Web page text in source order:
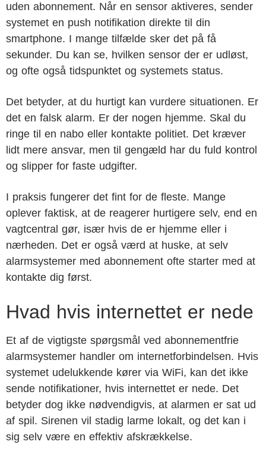
uden abonnement. Når en sensor aktiveres, sender
systemet en push notifikation direkte til din
smartphone. I mange tilfælde sker det på få
sekunder. Du kan se, hvilken sensor der er udløst,
og ofte også tidspunktet og systemets status.
Det betyder, at du hurtigt kan vurdere situationen. Er
det en falsk alarm. Er der nogen hjemme. Skal du
ringe til en nabo eller kontakte politiet. Det kræver
lidt mere ansvar, men til gengæld har du fuld kontrol
og slipper for faste udgifter.
I praksis fungerer det fint for de fleste. Mange
oplever faktisk, at de reagerer hurtigere selv, end en
vagtcentral gør, især hvis de er hjemme eller i
nærheden. Det er også værd at huske, at selv
alarmsystemer med abonnement ofte starter med at
kontakte dig først.
Hvad hvis internettet er nede
Et af de vigtigste spørgsmål ved abonnementfrie
alarmsystemer handler om internetforbindelsen. Hvis
systemet udelukkende kører via WiFi, kan det ikke
sende notifikationer, hvis internettet er nede. Det
betyder dog ikke nødvendigvis, at alarmen er sat ud
af spil. Sirenen vil stadig larme lokalt, og det kan i
sig selv være en effektiv afskrækkelse.